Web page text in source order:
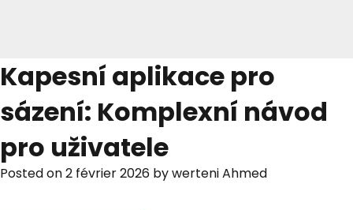
Kapesní aplikace pro
sázení: Komplexní návod
pro uživatele
Posted on2 février 2026 bywerteni Ahmed